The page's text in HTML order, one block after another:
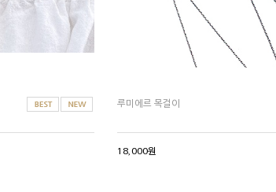
루미에르 목걸이
18,000원